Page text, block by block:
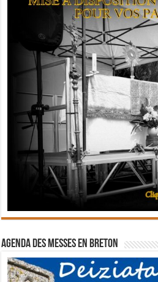
Agenda des messes en breton